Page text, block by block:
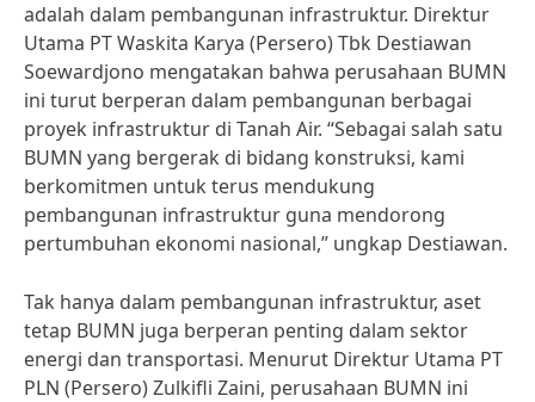
adalah dalam pembangunan infrastruktur. Direktur
Utama PT Waskita Karya (Persero) Tbk Destiawan
Soewardjono mengatakan bahwa perusahaan BUMN
ini turut berperan dalam pembangunan berbagai
proyek infrastruktur di Tanah Air. “Sebagai salah satu
BUMN yang bergerak di bidang konstruksi, kami
berkomitmen untuk terus mendukung
pembangunan infrastruktur guna mendorong
pertumbuhan ekonomi nasional,” ungkap Destiawan.
Tak hanya dalam pembangunan infrastruktur, aset
tetap BUMN juga berperan penting dalam sektor
energi dan transportasi. Menurut Direktur Utama PT
PLN (Persero) Zulkifli Zaini, perusahaan BUMN ini